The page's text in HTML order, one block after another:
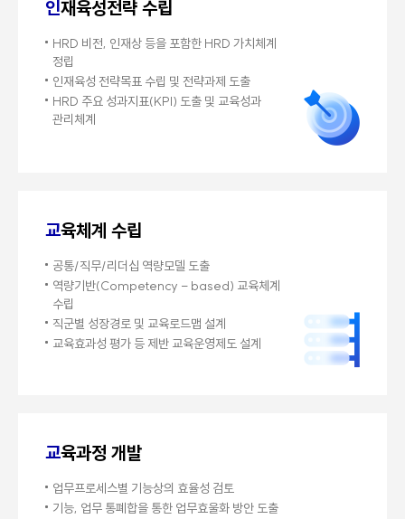
인재육성전략 수립
HRD 비전, 인재상 등을 포함한 HRD 가치체계
정립
인재육성 전략목표 수립 및 전략과제 도출
HRD 주요 성과지표(KPI) 도출 및 교육성과
관리체계
교육체계 수립
공통/직무/리더십 역량모델 도출
역량기반(Competency - based) 교육체계
수립
직군별 성장경로 및 교육로드맵 설계
교육효과성 평가 등 제반 교육운영제도 설계
교육과정 개발
업무프로세스별 기능상의 효율성 검토
기능, 업무 통폐합을 통한 업무효울화 방안 도출
인지도 및 공신력
국내외 기 검증된 컨텐츠 및 솔루션 제공
오랜 업력과 컨설팅 수행능력을 인정받은 높은 인지도 및 공신력
국내 최고 수준의 컨설팅 품질관리 및 철저한 사후관리
PERFORMANCE EXPERIENCE